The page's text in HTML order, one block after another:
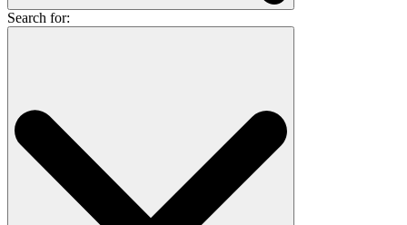
Search for: